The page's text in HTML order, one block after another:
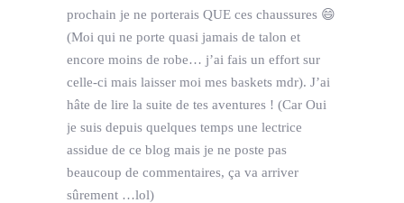
prochain je ne porterais QUE ces chaussures 😄
(Moi qui ne porte quasi jamais de talon et
encore moins de robe… j’ai fais un effort sur
celle-ci mais laisser moi mes baskets mdr). J’ai
hâte de lire la suite de tes aventures ! (Car Oui
je suis depuis quelques temps une lectrice
assidue de ce blog mais je ne poste pas
beaucoup de commentaires, ça va arriver
sûrement …lol)